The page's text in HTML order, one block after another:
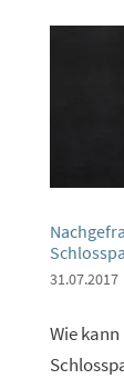
31.07.2017
Wie